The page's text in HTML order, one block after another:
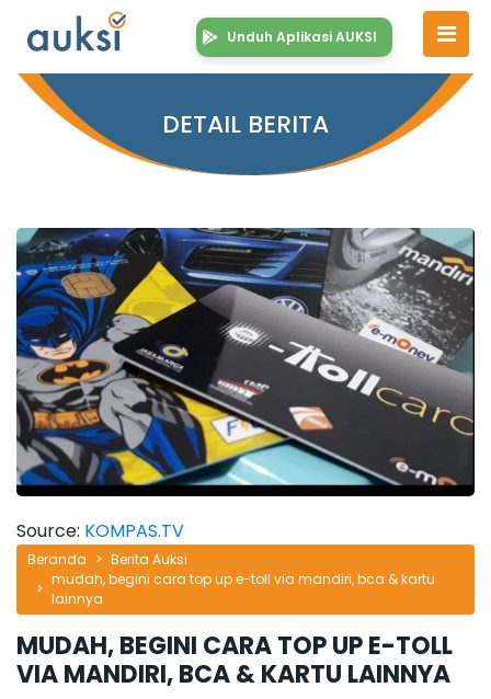
Unduh Aplikasi AUKSI
DETAIL BERITA
Beranda
Berita Auksi
mudah, begini cara top up e-toll via mandiri, bca & kartu
lainnya
MUDAH, BEGINI CARA TOP UP E-TOLL
VIA MANDIRI, BCA & KARTU LAINNYA
Source: KOMPAS.TV